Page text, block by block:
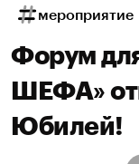
мероприятие
Форум
ШЕФА»
Юбилей!